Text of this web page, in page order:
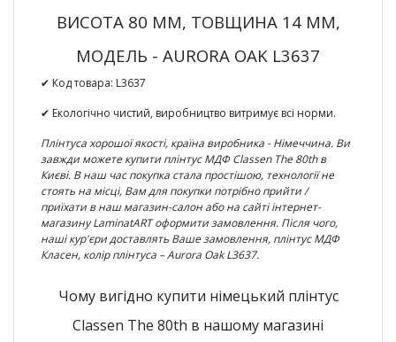
ВИСОТА 80 ММ, ТОВЩИНА 14 ММ,
МОДЕЛЬ - AURORA OAK L3637
✔ Код товара: L3637
✔ Екологічно чистий, виробництво витримує всі норми.
Плінтуса хорошої якості, країна виробника - Німеччина. Ви
завжди можетекупити плінтус МДФ Classen The 80th в
Києві. В наш час покупка стала простішою, технології не
стоять на місці, Вам для покупки потрібно прийти /
приїхати в наш магазин-салон або на сайті інтернет-
магазину LaminatART оформити замовлення. Після чого,
наші кур'єри доставлять Ваше замовлення, плінтус МДФ
Класен, колір плінтуса – Aurora Oak L3637.
Чому вигідно купити німецький плінтус
Classen The 80th в нашому магазині